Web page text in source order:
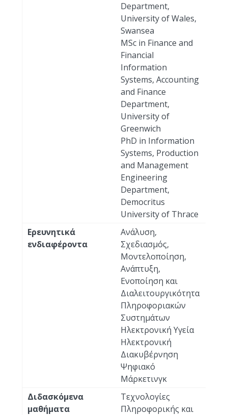
Department,
University of Wales,
Swansea
MSc in Finance and
Financial
Information
Systems, Accounting
and Finance
Department,
University of
Greenwich
PhD in Information
Systems, Production
and Management
Engineering
Department,
Democritus
University of Thrace
Ερευνητικά
ενδιαφέροντα
Ανάλυση,
Σχεδιασμός,
Μοντελοποίηση,
Ανάπτυξη,
Ενοποίηση και
Διαλειτουργικότητα
Πληροφοριακών
Συστημάτων
Ηλεκτρονική Υγεία
Ηλεκτρονική
Διακυβέρνηση
Ψηφιακό
Μάρκετινγκ
Διδασκόμενα
μαθήματα
Τεχνολογίες
Πληροφορικής και